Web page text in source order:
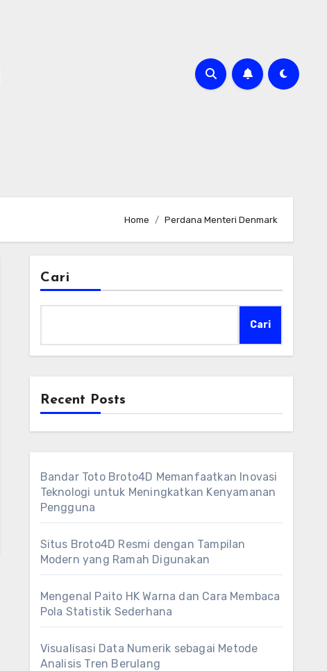
Home Perdana Menteri Denmark
Cari
Cari
Recent Posts
Bandar Toto Broto4D Memanfaatkan Inovasi
Teknologi untuk Meningkatkan Kenyamanan
Pengguna
Situs Broto4D Resmi dengan Tampilan
Modern yang Ramah Digunakan
Mengenal Paito HK Warna dan Cara Membaca
Pola Statistik Sederhana
Visualisasi Data Numerik sebagai Metode
Analisis Tren Berulang